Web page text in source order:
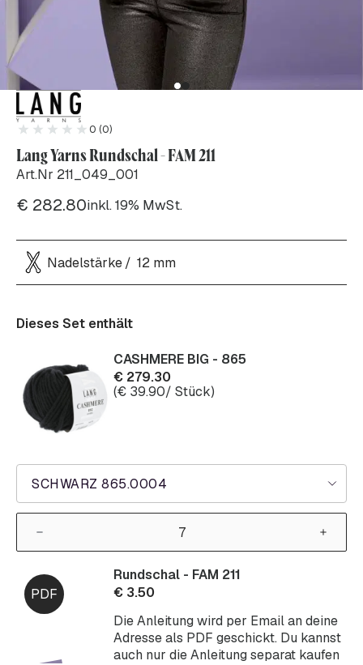
0 (0)
Lang Yarns Rundschal - FAM 211
Art.Nr 211_049_001
€ 282.80inkl. 19% MwSt.
Nadelstärke 12 mm
Dieses Set enthält
SCHWARZ 865.0004
CASHMERE BIG - 865
€ 279.30
(€ 39.90/ Stück)
Die Anleitung wird per Email an deine
Adresse als PDF geschickt. Du kannst
auch nur die Anleitung separat kaufen
Rundschal - FAM 211
€ 3.50